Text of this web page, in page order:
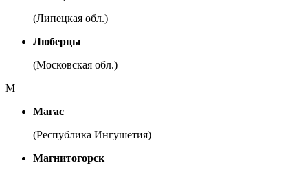
(Липецкая обл.)
Люберцы
(Московская обл.)
М
Магас
(Республика Ингушетия)
Магнитогорск